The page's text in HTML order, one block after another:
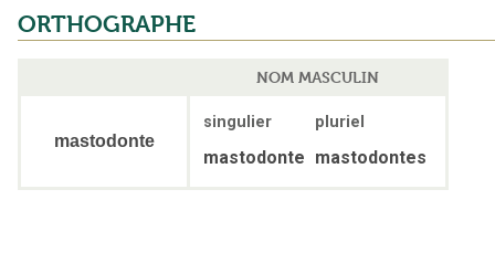
ORTHOGRAPHE
NOM MASCULIN
mastodonte
singulier pluriel
mastodonte mastodontes